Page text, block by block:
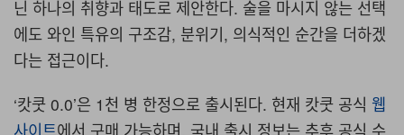
닌 하나의 취향과 태도로 제안한다. 술을 마시지 않는 선택
에도 와인 특유의 구조감, 분위기, 의식적인 순간을 더하겠
다는 접근이다.
‘캇쿳 0.0’은 1천 병 한정으로 출시된다. 현재 캇쿳 공식 웹
사이트에서 구매 가능하며, 국내 출시 정보는 추후 공식 수